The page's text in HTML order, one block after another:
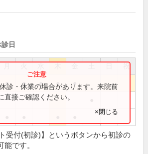
日
祝
● ● ● ● ●
診・休業の場合があります。来院前
直接ご確認ください。
×閉じる
ト受付(初診)】というボタンから初診の
能です。